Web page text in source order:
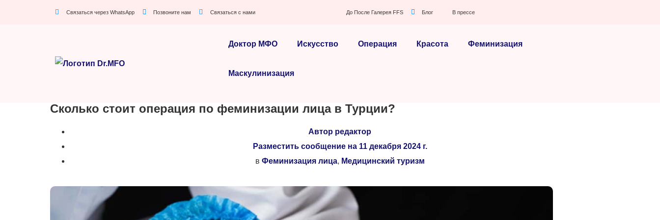
Связаться через WhatsApp Позвоните нам Связаться с нами До После Галерея FFS Блог В прессе
Доктор МФО Искусство Операция Красота Феминизация
Маскулинизация
Сколько стоит операция по феминизации лица в Турции?
Автор редактор
Разместить сообщение на11 декабря 2024 г.
в Феминизация лица, Медицинский туризм